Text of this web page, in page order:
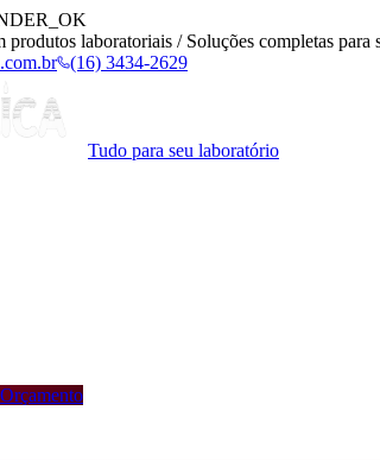
produtos laboratoriais / Soluções completas para
(16) 3434-2629
Tudo para seu laboratório